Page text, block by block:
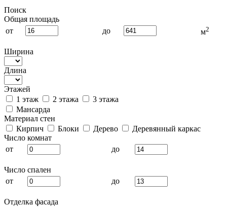
Поиск
Общая площадь
от
до м2
Ширина
Длина
Этажей
1 этаж
2 этажа
3 этажа
Мансарда
Материал стен
Кирпич
Блоки Дерево
Деревянный каркас
Число комнат
от
до
Число спален
от
до
Отделка фасада